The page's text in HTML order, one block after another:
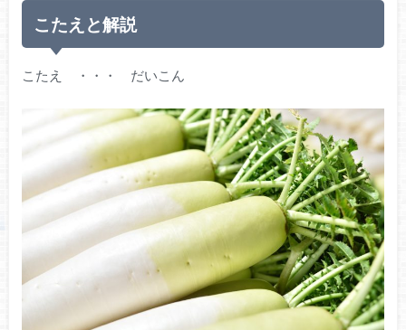
こたえと解説
こたえ ・・・ だいこん